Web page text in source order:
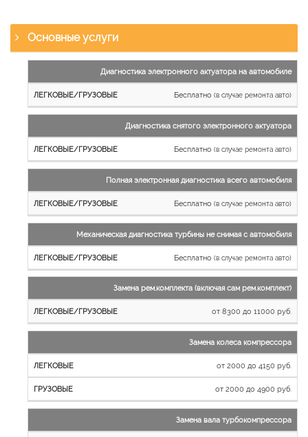
Основные услуги
работы
Легковые
и
Грузовые
автомобили
Диагностика электронного актуатора на автомобиле
Бесплатно (в случае ремонта авто)
Диагностика снятого электронного актуатора
Бесплатно (в случае ремонта авто)
Полная электронная диагностика всего автомобиля
Бесплатно (в случае ремонта авто)
Механическая диагностика турбины не снимая с автомобиля
Бесплатно (в случае ремонта авто)
Замена рем.комплекта (включая сам рем.комплект)
от 8300 до 11000 руб.
Замена колеса компрессора
от 2000 до 4150 руб.
от 2000 до 4900 руб.
Замена вала турбокомпрессора